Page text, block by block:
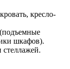
кресло-
шкафов).